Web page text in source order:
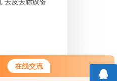
在线交流
欢迎前来咨询，很高兴为您
皮去膘设备